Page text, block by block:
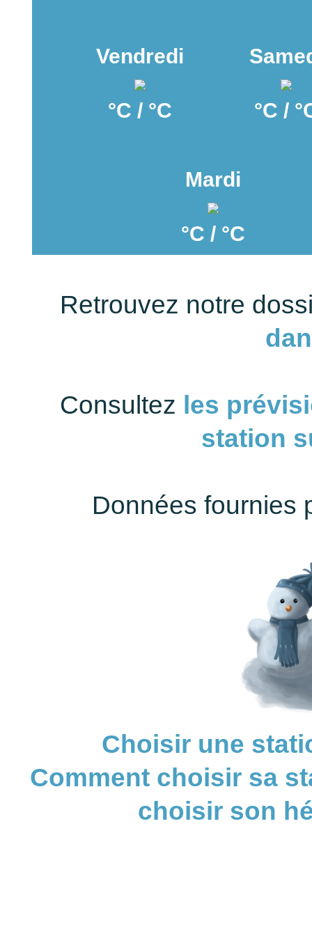
Vendredi
°C / °C °C /
Mardi
°C / °C
Retrouvez notre
Consultez les
station
Données fournies
Choisir une
Comment choisir sa
choisir son